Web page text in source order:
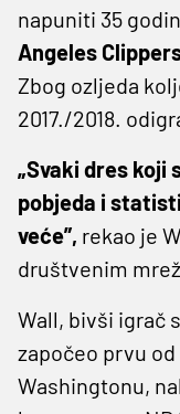
napuniti 35
Angeles
Zbog ozljeda
2017./2018.
„Svaki dres koji
pobjeda i
veće”, rekao je
društvenim
Wall, bivši igrač
započeo prvu
Washingtonu,